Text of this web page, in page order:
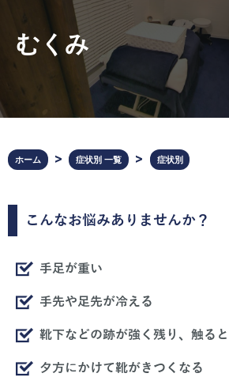
むくみ
ホーム 症状別 一覧 症状別
こんなお悩みありませんか？
手足が重い
手先や足先が冷える
靴下などの跡が強く残り、触る
夕方にかけて靴がきつくなる